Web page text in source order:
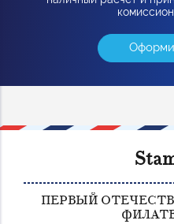
ПЕРВЫЙ